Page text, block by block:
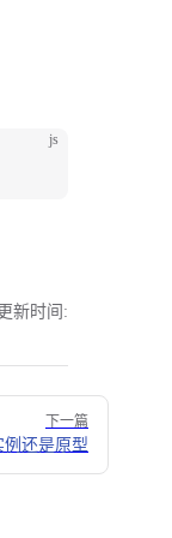
js
新时间:
下一篇
还是原型